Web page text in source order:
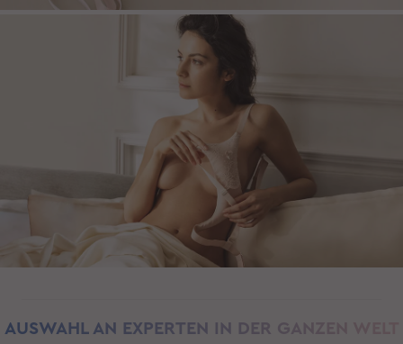
AUSWAHL AN EXPERTEN IN DER GANZEN WELT